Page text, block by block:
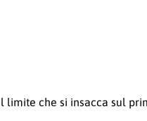
limite che si insacca sul